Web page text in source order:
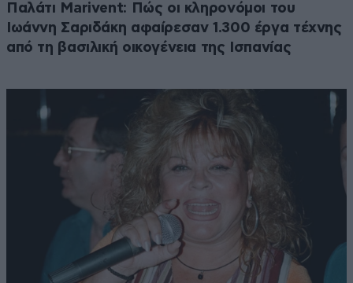
Παλάτι Marivent: Πώς οι κληρονόμοι του
Ιωάννη Σαριδάκη αφαίρεσαν 1.300 έργα τέχνης
από τη βασιλική οικογένεια της Ισπανίας